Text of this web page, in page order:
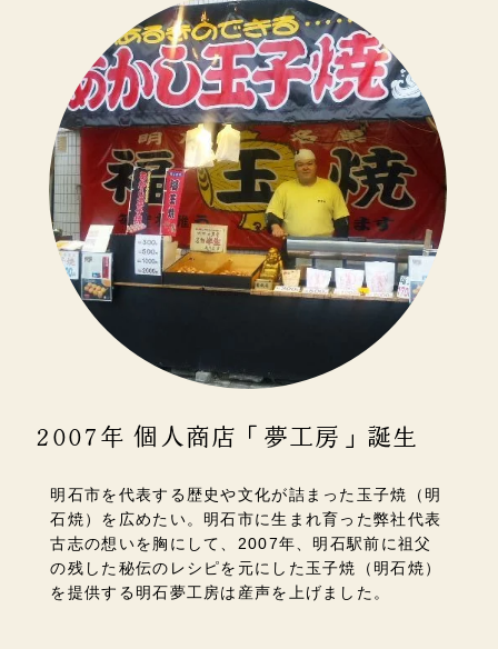
2007年 個人商店「夢工房」誕生
明石市を代表する歴史や文化が詰まった玉子焼（明
石焼）を広めたい。明石市に生まれ育った弊社代表
古志の想いを胸にして、2007年、明石駅前に祖父
の残した秘伝のレシピを元にした玉子焼（明石焼）
を提供する明石夢工房は産声を上げました。